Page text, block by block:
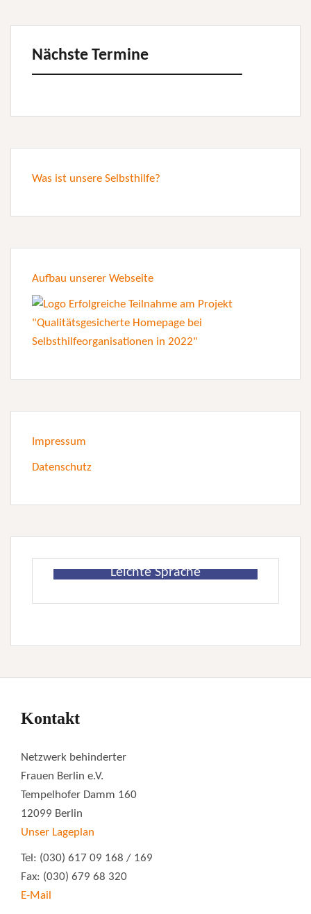
Nächste Termine
Was ist unsere Selbsthilfe?
Aufbau unserer Webseite
Impressum
Datenschutz
Leichte Sprache
Kontakt
Netzwerk behinderter
Frauen Berlin e.V.
Tempelhofer Damm 160
12099 Berlin
Unser Lageplan
Tel: (030) 617 09 168 / 169
Fax: (030) 679 68 320
E-Mail